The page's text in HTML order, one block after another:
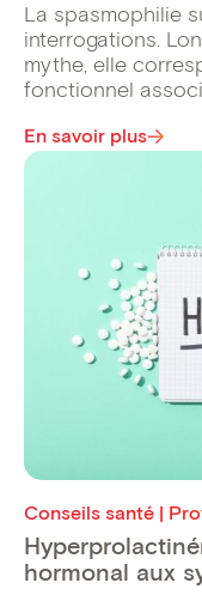
La spasmophilie
interrogations.
mythe, elle
fonctionnel
En savoir plus
Conseils santé |
hormonal aux